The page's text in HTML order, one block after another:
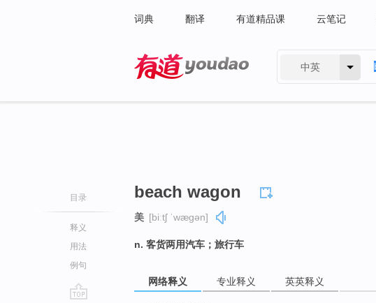
词典 翻译 有道精品课 云笔记
中英
目录
释义
用法
例句
beach wagon
美 [biːtʃ ˈwæɡən]
n. 客货两用汽车；旅行车
网络释义 专业释义 英英释义